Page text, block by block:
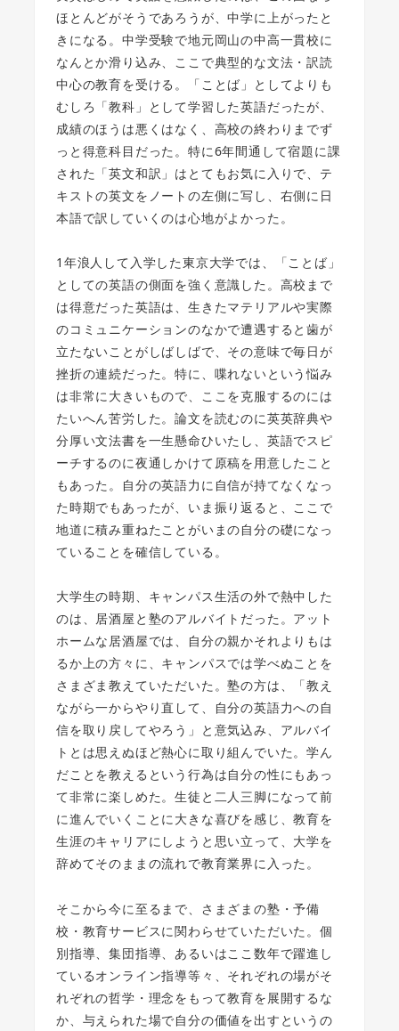
ほとんどがそうであろうが、中学に上がったと
きになる。中学受験で地元岡山の中高一貫校に
なんとか滑り込み、ここで典型的な文法・訳読
中心の教育を受ける。「ことば」としてよりも
むしろ「教科」として学習した英語だったが、
成績のほうは悪くはなく、高校の終わりまでず
っと得意科目だった。特に6年間通して宿題に課
された「英文和訳」はとてもお気に入りで、テ
キストの英文をノートの左側に写し、右側に日
本語で訳していくのは心地がよかった。
1年浪人して入学した東京大学では、「ことば」
としての英語の側面を強く意識した。高校まで
は得意だった英語は、生きたマテリアルや実際
のコミュニケーションのなかで遭遇すると歯が
立たないことがしばしばで、その意味で毎日が
挫折の連続だった。特に、喋れないという悩み
は非常に大きいもので、ここを克服するのには
たいへん苦労した。論文を読むのに英英辞典や
分厚い文法書を一生懸命ひいたし、英語でスピ
ーチするのに夜通しかけて原稿を用意したこと
もあった。自分の英語力に自信が持てなくなっ
た時期でもあったが、いま振り返ると、ここで
地道に積み重ねたことがいまの自分の礎になっ
ていることを確信している。
大学生の時期、キャンパス生活の外で熱中した
のは、居酒屋と塾のアルバイトだった。アット
ホームな居酒屋では、自分の親かそれよりもは
るか上の方々に、キャンパスでは学べぬことを
さまざま教えていただいた。塾の方は、「教え
ながら一からやり直して、自分の英語力への自
信を取り戻してやろう」と意気込み、アルバイ
トとは思えぬほど熱心に取り組んでいた。学ん
だことを教えるという行為は自分の性にもあっ
て非常に楽しめた。生徒と二人三脚になって前
に進んでいくことに大きな喜びを感じ、教育を
生涯のキャリアにしようと思い立って、大学を
辞めてそのままの流れで教育業界に入った。
そこから今に至るまで、さまざまの塾・予備
校・教育サービスに関わらせていただいた。個
別指導、集団指導、あるいはここ数年で躍進し
ているオンライン指導等々、それぞれの場がそ
れぞれの哲学・理念をもって教育を展開するな
か、与えられた場で自分の価値を出すというの